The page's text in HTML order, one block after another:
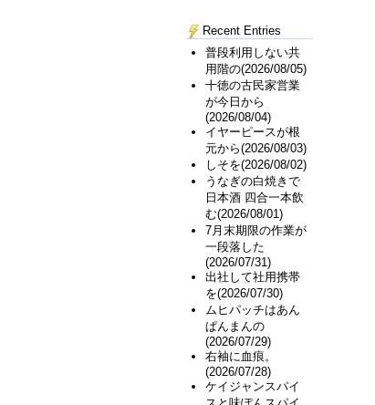
Recent Entries
普段利用しない共
用階の(2026/08/05)
十徳の古民家営業
が今日から
(2026/08/04)
イヤーピースが根
元から(2026/08/03)
しそを(2026/08/02)
うなぎの白焼きで
日本酒 四合一本飲
む(2026/08/01)
7月末期限の作業が
一段落した
(2026/07/31)
出社して社用携帯
を(2026/07/30)
ムヒパッチはあん
ぱんまんの
(2026/07/29)
右袖に血痕。
(2026/07/28)
ケイジャンスパイ